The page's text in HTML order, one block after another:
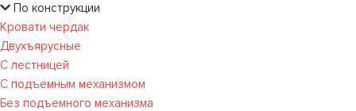
По конструкции
Кровати чердак
Двухъярусные
С лестницей
С подъемным механизмом
Без подъемного механизма